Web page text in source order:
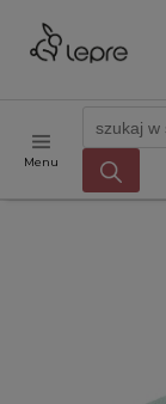
Menu